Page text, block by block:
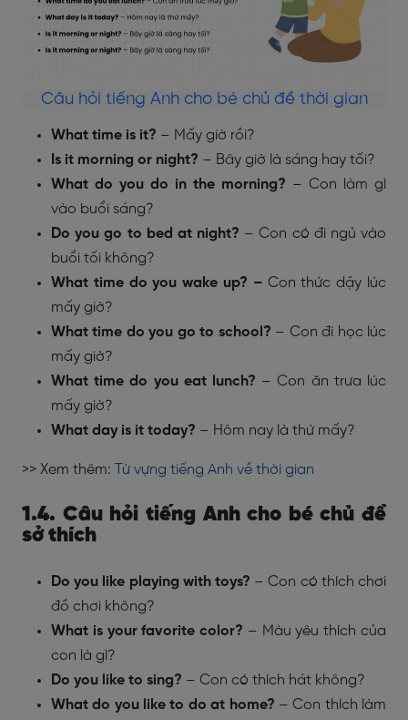
Câu hỏi tiếng Anh cho bé chủ đề thời gian
What time is it? – Mấy giờ rồi?
Is it morning or night? – Bây giờ là sáng hay tối?
What do you do in the morning? – Con làm gì
vào buổi sáng?
Do you go to bed at night? – Con có đi ngủ vào
buổi tối không?
What time do you wake up? – Con thức dậy lúc
mấy giờ?
What time do you go to school? – Con đi học lúc
mấy giờ?
What time do you eat lunch? – Con ăn trưa lúc
mấy giờ?
What day is it today? – Hôm nay là thứ mấy?
>> Xem thêm: Từ vựng tiếng Anh về thời gian
1.4. Câu hỏi tiếng Anh cho bé chủ đề
sở thích
Do you like playing with toys? – Con có thích chơi
đồ chơi không?
What is your favorite color? – Màu yêu thích của
con là gì?
Do you like to sing? – Con có thích hát không?
What do you like to do at home? – Con thích làm